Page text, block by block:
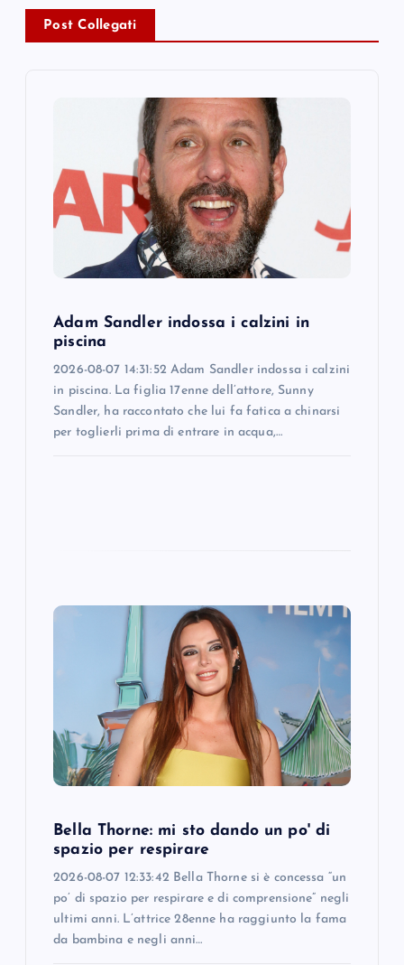
v
Post Collegati
Adam Sandler indossa i calzini in
piscina
2026-08-07 14:31:52 Adam Sandler indossa i calzini
in piscina. La figlia 17enne dell’attore, Sunny
Sandler, ha raccontato che lui fa fatica a chinarsi
per toglierli prima di entrare in acqua,…
Bella Thorne: mi sto dando un po' di
spazio per respirare
2026-08-07 12:33:42 Bella Thorne si è concessa “un
po’ di spazio per respirare e di comprensione” negli
ultimi anni. L’attrice 28enne ha raggiunto la fama
da bambina e negli anni…